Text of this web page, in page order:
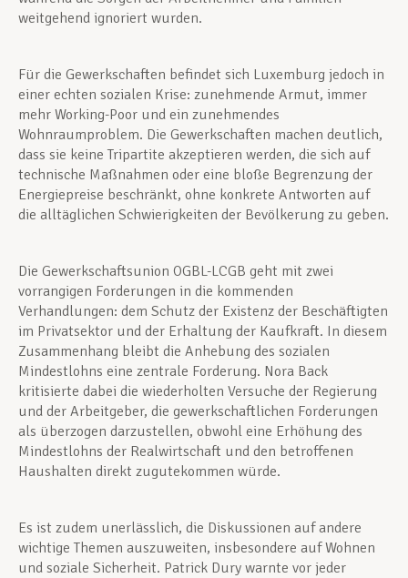
weitgehend ignoriert wurden.
Für die Gewerkschaften befindet sich Luxemburg jedoch in
einer echten sozialen Krise: zunehmende Armut, immer
mehr Working-Poor und ein zunehmendes
Wohnraumproblem. Die Gewerkschaften machen deutlich,
dass sie keine Tripartite akzeptieren werden, die sich auf
technische Maßnahmen oder eine bloße Begrenzung der
Energiepreise beschränkt, ohne konkrete Antworten auf
die alltäglichen Schwierigkeiten der Bevölkerung zu geben.
Die Gewerkschaftsunion OGBL-LCGB geht mit zwei
vorrangigen Forderungen in die kommenden
Verhandlungen: dem Schutz der Existenz der Beschäftigten
im Privatsektor und der Erhaltung der Kaufkraft. In diesem
Zusammenhang bleibt die Anhebung des sozialen
Mindestlohns eine zentrale Forderung. Nora Back
kritisierte dabei die wiederholten Versuche der Regierung
und der Arbeitgeber, die gewerkschaftlichen Forderungen
als überzogen darzustellen, obwohl eine Erhöhung des
Mindestlohns der Realwirtschaft und den betroffenen
Haushalten direkt zugutekommen würde.
Es ist zudem unerlässlich, die Diskussionen auf andere
wichtige Themen auszuweiten, insbesondere auf Wohnen
und soziale Sicherheit. Patrick Dury warnte vor jeder